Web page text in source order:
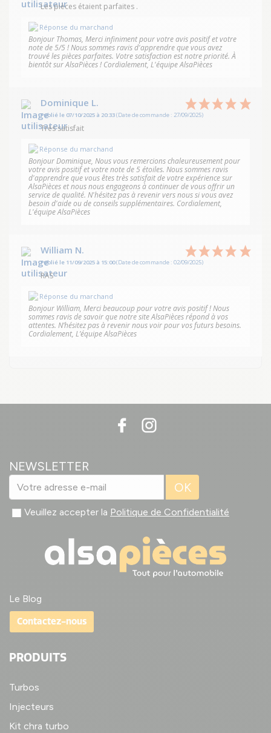
Les pièces étaient parfaites .
Réponse du marchand
Bonjour Thomas, Merci infiniment pour votre avis positif et votre
note de 5/5 ! Nous sommes ravis d'apprendre que vous avez
trouvé les pièces parfaites. Votre satisfaction est notre priorité. À
bientôt sur AlsaPièces ! Cordialement, L'équipe AlsaPièces
Dominique L.
Publié le 07/10/2025 à 20:33(Date de commande : 27/09/2025)
Très satisfait
Réponse du marchand
Bonjour Dominique, Nous vous remercions chaleureusement pour
votre avis positif et votre note de 5 étoiles. Nous sommes ravis
d'apprendre que vous êtes très satisfait de votre expérience sur
AlsaPièces et nous nous engageons à continuer de vous offrir un
service de qualité. N'hésitez pas à revenir vers nous si vous avez
besoin d'aide ou de conseils supplémentaires. Cordialement,
L'équipe AlsaPièces
William N.
Publié le 11/09/2025 à 15:00(Date de commande : 02/09/2025)
RAS
Réponse du marchand
Bonjour William, Merci beaucoup pour votre avis positif ! Nous
sommes ravis de savoir que notre site AlsaPièces répond à vos
attentes. N’hésitez pas à revenir nous voir pour vos futurs besoins.
Cordialement, L’équipe AlsaPièces
NEWSLETTER
OK
Veuillez accepter la Politique de Confidentialité
Le Blog
Contactez-nous
PRODUITS
Turbos
Injecteurs
Kit chra turbo